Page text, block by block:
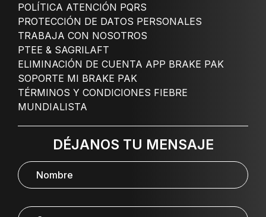
POLÍTICA ATENCIÓN PQRS
PROTECCIÓN DE DATOS PERSONALES
TRABAJA CON NOSOTROS
PTEE & SAGRILAFT
ELIMINACIÓN DE CUENTA APP BRAKE PAK
SOPORTE MI BRAKE PAK
TÉRMINOS Y CONDICIONES FIEBRE
MUNDIALISTA
DÉJANOS TU MENSAJE